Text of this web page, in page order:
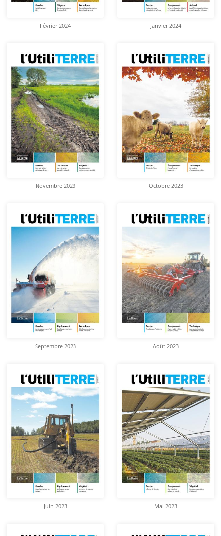
Février 2024 Janvier 2024
Novembre 2023 Octobre 2023
Septembre 2023 Août 2023
Juin 2023 Mai 2023